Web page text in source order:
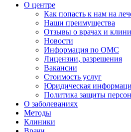
О центре
Как попасть к нам на
Наши преимущества
Отзывы о врачах и
Новости
Информация по ОМС
Лицензии, разрешения
Вакансии
Стоимость услуг
Юридическая
Политика защиты
О заболеваниях
Методы
Клиники